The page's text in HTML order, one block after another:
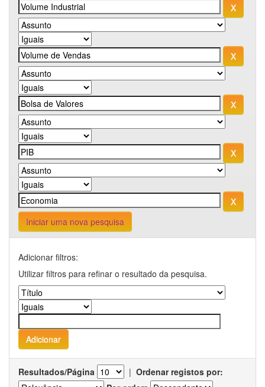
Iniciar uma nova pesquisa
Adicionar filtros:
Utilizar filtros para refinar o resultado da pesquisa.
Resultados/Página | Ordenar registos por: